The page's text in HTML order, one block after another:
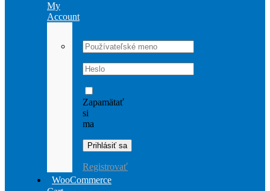
My
Account
Username:
Password:
Zapamätať
si
ma
Registrovať
WooCommerce